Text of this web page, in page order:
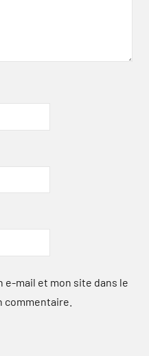
e-mail et mon site dans le
commentaire.